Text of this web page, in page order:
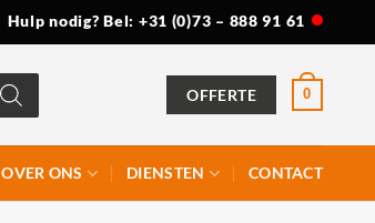
Hulp nodig? Bel: +31 (0)73 – 888 91 61
OFFERTE 0
OVER ONS DIENSTEN CONTACT